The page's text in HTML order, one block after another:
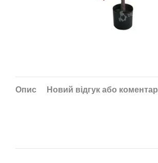
Опис Новий відгук або коментар